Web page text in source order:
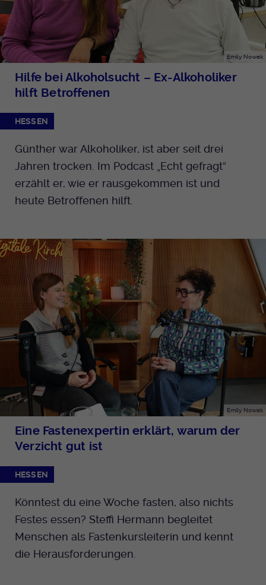
Emily Nowak
Hilfe bei Alkoholsucht – Ex-Alkoholiker
hilft Betroffenen
HESSEN
Günther war Alkoholiker, ist aber seit drei
Jahren trocken. Im Podcast „Echt gefragt“
erzählt er, wie er rausgekommen ist und
heute Betroffenen hilft.
Emily Nowak
Eine Fastenexpertin erklärt, warum der
Verzicht gut ist
HESSEN
Könntest du eine Woche fasten, also nichts
Festes essen? Steffi Hermann begleitet
Menschen als Fastenkursleiterin und kennt
die Herausforderungen.